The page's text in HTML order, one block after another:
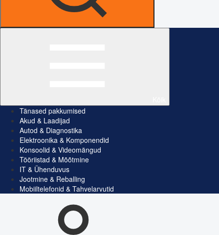
Tänased pakkumised
Akud & Laadijad
Autod & Diagnostika
Elektroonika & Komponendid
Konsoolid & Videomängud
Tööriistad & Mõõtmine
IT & Ühenduvus
Jootmine & Reballing
Mobiiltelefonid & Tahvelarvutid